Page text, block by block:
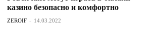
казино безопасно и комфортно
ZEROIF - 14.03.2022